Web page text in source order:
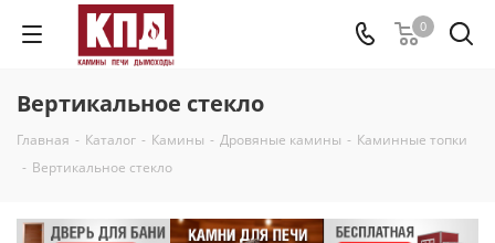
0
Вертикальное стекло
Главная - Каталог - Камины - Дровяные камины - Каминные топки
- Вертикальное стекло